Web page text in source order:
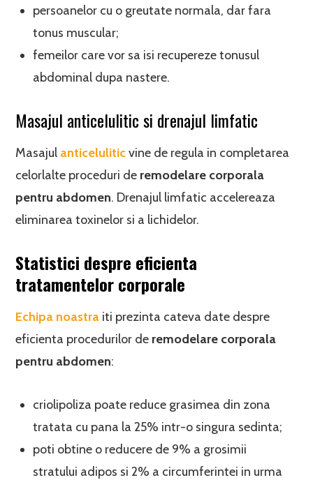
persoanelor cu o greutate normala, dar fara
tonus muscular;
femeilor care vor sa isi recupereze tonusul
abdominal dupa nastere.
Masajul anticelulitic si drenajul limfatic
Masajul anticeluliticvine de regula in completarea
celorlalte proceduri de remodelare corporala
pentru abdomen. Drenajul limfatic accelereaza
eliminarea toxinelor si a lichidelor.
Statistici despre eficienta
tratamentelor corporale
Echipa noastra iti prezinta cateva date despre
eficienta procedurilor de remodelare corporala
pentru abdomen:
criolipoliza poate reduce grasimea din zona
tratata cu pana la 25% intr-o singura sedinta;
poti obtine o reducere de 9% a grosimii
stratului adipos si 2% a circumferintei in urma